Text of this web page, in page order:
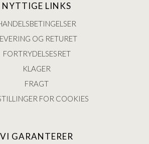
NYTTIGE LINKS
OG RETURET
FORTRYDELSESRET
KLAGER
FRAGT
FOR COOKIES
VI GARANTERER